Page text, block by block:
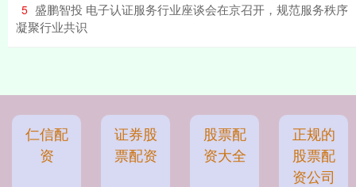
5 ​盛鹏智投 电子认证服务行业座谈会在京召开，规范服务秩序
凝聚行业共识
仁信配
资
证券股
票配资
股票配
资大全
正规的
股票配
资公司